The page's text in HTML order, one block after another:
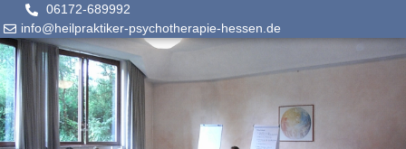
06172-689992
info@heilpraktiker-psychotherapie-hessen.de